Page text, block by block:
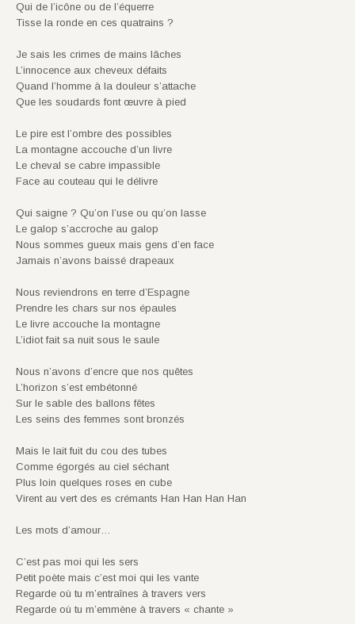
Qui de l’icône ou de l’équerre
Tisse la ronde en ces quatrains ?
Je sais les crimes de mains lâches
L’innocence aux cheveux défaits
Quand l’homme à la douleur s’attache
Que les soudards font œuvre à pied
Le pire est l’ombre des possibles
La montagne accouche d’un livre
Le cheval se cabre impassible
Face au couteau qui le délivre
Qui saigne ? Qu’on l’use ou qu’on lasse
Le galop s’accroche au galop
Nous sommes gueux mais gens d’en face
Jamais n’avons baissé drapeaux
Nous reviendrons en terre d’Espagne
Prendre les chars sur nos épaules
Le livre accouche la montagne
L’idiot fait sa nuit sous le saule
Nous n’avons d’encre que nos quêtes
L’horizon s’est embétonné
Sur le sable des ballons fêtes
Les seins des femmes sont bronzés
Mais le lait fuit du cou des tubes
Comme égorgés au ciel séchant
Plus loin quelques roses en cube
Virent au vert des es crémants Han Han Han Han
Les mots d’amour…
C’est pas moi qui les sers
Petit poète mais c’est moi qui les vante
Regarde où tu m’entraînes à travers vers
Regarde où tu m’emmène à travers « chante »